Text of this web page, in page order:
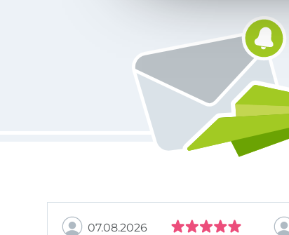
07.08.2026